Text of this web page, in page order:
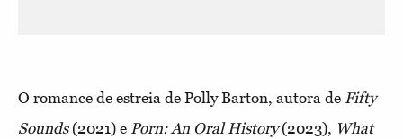
O romance de estreia de Polly Barton, autora de Fifty
Sounds(2021) e Porn: An Oral History(2023), What